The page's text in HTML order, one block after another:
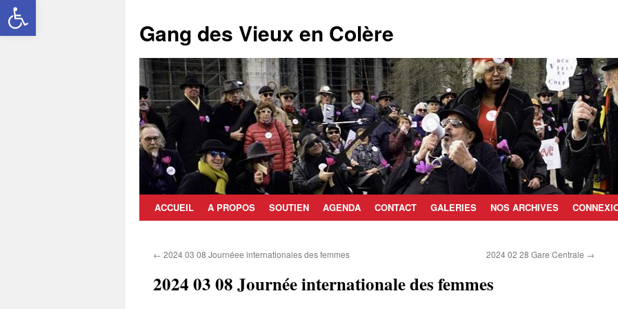
contenu
Gang des Vieux en Colère
ACCUEIL A PROPOS SOUTIEN AGENDA CONTACT GALERIES NOS ARCHIVES
← 2024 03 08 Journéee internationales des femmes 2024 02 28 Gare Centrale →
2024 03 08 Journée internationale des femmes